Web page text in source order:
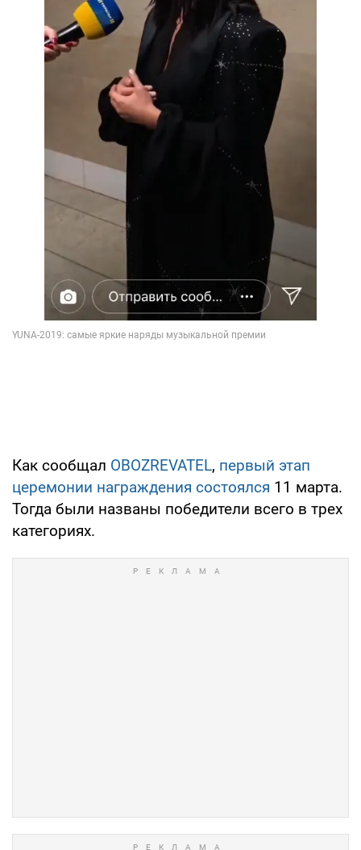
Как сообщал OBOZREVATEL, первый этап
церемонии награждения состоялся 11 марта.
Тогда были названы победители всего в трех
категориях.